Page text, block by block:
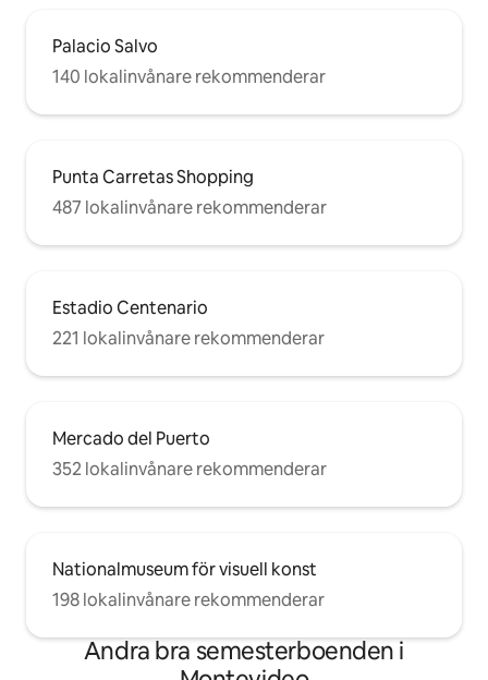
Palacio Salvo
140 lokalinvånare rekommenderar
Punta Carretas Shopping
487 lokalinvånare rekommenderar
Estadio Centenario
221 lokalinvånare rekommenderar
Mercado del Puerto
352 lokalinvånare rekommenderar
Nationalmuseum för visuell konst
198 lokalinvånare rekommenderar
Andra bra semesterboenden i